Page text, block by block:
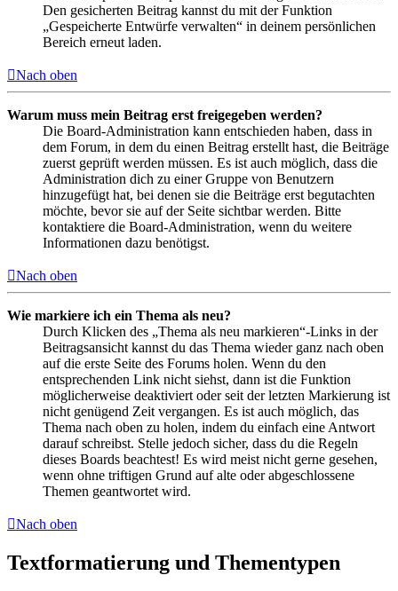
Den gesicherten Beitrag kannst du mit der Funktion
„Gespeicherte Entwürfe verwalten“ in deinem persönlichen
Bereich erneut laden.
Nach oben
Warum muss mein Beitrag erst freigegeben werden?
Die Board-Administration kann entschieden haben, dass in
dem Forum, in dem du einen Beitrag erstellt hast, die Beiträge
zuerst geprüft werden müssen. Es ist auch möglich, dass die
Administration dich zu einer Gruppe von Benutzern
hinzugefügt hat, bei denen sie die Beiträge erst begutachten
möchte, bevor sie auf der Seite sichtbar werden. Bitte
kontaktiere die Board-Administration, wenn du weitere
Informationen dazu benötigst.
Nach oben
Wie markiere ich ein Thema als neu?
Durch Klicken des „Thema als neu markieren“-Links in der
Beitragsansicht kannst du das Thema wieder ganz nach oben
auf die erste Seite des Forums holen. Wenn du den
entsprechenden Link nicht siehst, dann ist die Funktion
möglicherweise deaktiviert oder seit der letzten Markierung ist
nicht genügend Zeit vergangen. Es ist auch möglich, das
Thema nach oben zu holen, indem du einfach eine Antwort
darauf schreibst. Stelle jedoch sicher, dass du die Regeln
dieses Boards beachtest! Es wird meist nicht gerne gesehen,
wenn ohne triftigen Grund auf alte oder abgeschlossene
Themen geantwortet wird.
Nach oben
Textformatierung und Thementypen